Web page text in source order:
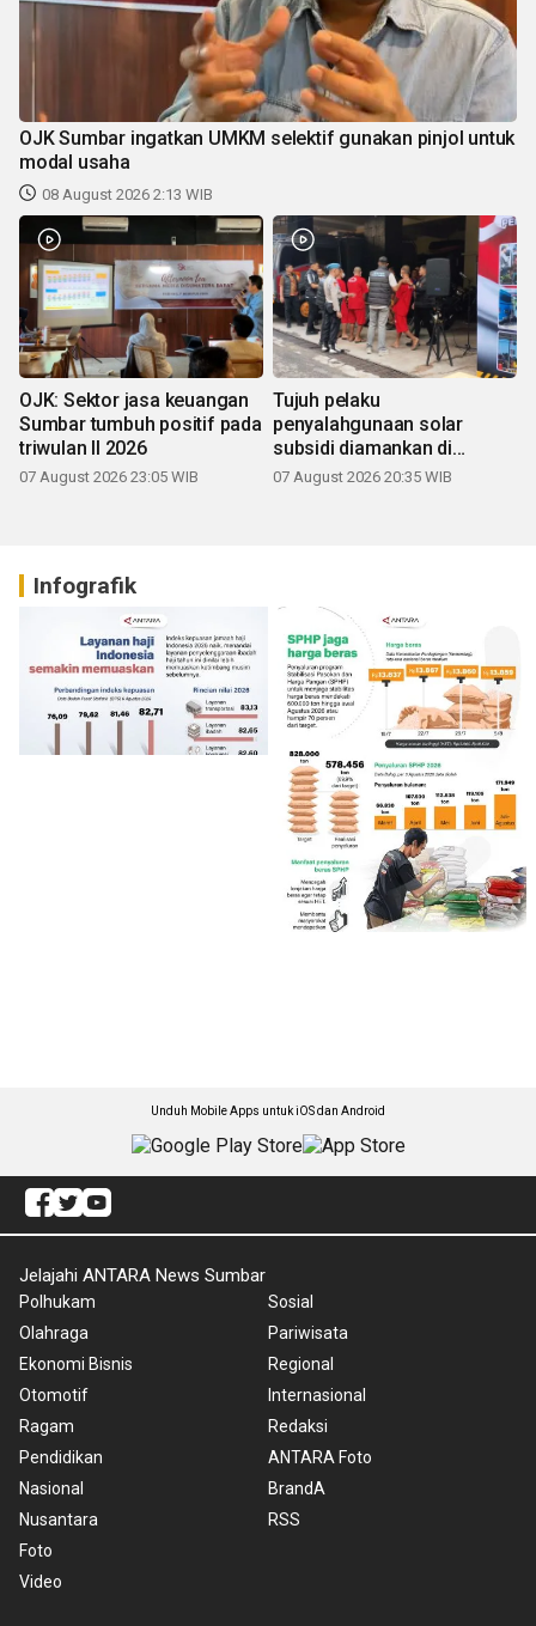
OJK Sumbar ingatkan UMKM selektif gunakan pinjol untuk
modal usaha
08 August 2026 2:13 WIB
OJK: Sektor jasa keuangan
Sumbar tumbuh positif pada
triwulan II 2026
07 August 2026 23:05 WIB
Tujuh pelaku
penyalahgunaan solar
subsidi diamankan di
Sumbar
07 August 2026 20:35 WIB
Infografik
Unduh Mobile Apps untuk iOS dan Android
Jelajahi ANTARA News Sumbar
Polhukam
Olahraga
Ekonomi Bisnis
Otomotif
Ragam
Pendidikan
Nasional
Nusantara
Foto
Video
Sosial
Pariwisata
Regional
Internasional
Redaksi
ANTARA Foto
BrandA
RSS